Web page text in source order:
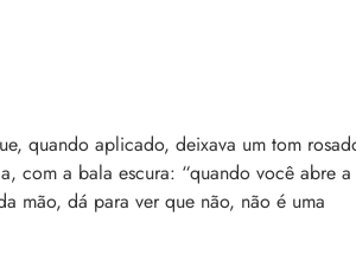
quando aplicado, deixava um tom
com a bala escura: “quando você abre a
mão, dá para ver que não, não é uma